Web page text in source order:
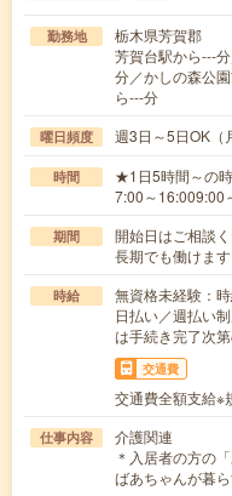
勤務地
栃木県芳賀郡
芳賀台駅から---
分／かしの森公
ら---分
曜日頻度 週3日～5日OK
時間
★1日5時間～の
7:00～
期間
開始日はご相談
長期でも働けます
時給
無資格未経験：
日払い／週払い
は手続き完了次
交通費
交通費全額支給※
仕事内容
介護関連
＊入居者の方の
ばあちゃんが暮